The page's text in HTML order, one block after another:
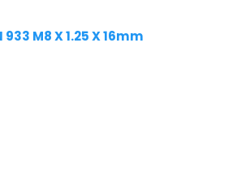
M8 X 1.25 X 16mm